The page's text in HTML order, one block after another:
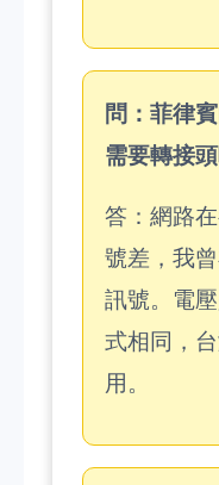
問：菲律
需要轉接
答：網路
號差，我
訊號。電
式相同，
用。